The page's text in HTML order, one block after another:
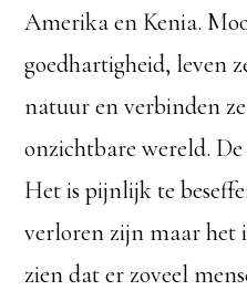
Amerika en Kenia.
goedhartigheid, leven
natuur en verbinden
onzichtbare wereld.
Het is pijnlijk te
verloren zijn maar het
zien dat er zoveel